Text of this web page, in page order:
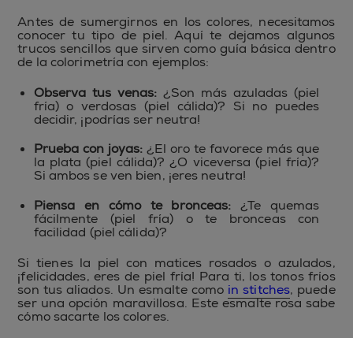
Antes de sumergirnos en los colores, necesitamos
conocer tu tipo de piel. Aquí te dejamos algunos
trucos sencillos que sirven como guía básica dentro
de la colorimetría con ejemplos:
Observa tus venas: ¿Son más azuladas (piel
fría) o verdosas (piel cálida)? Si no puedes
decidir, ¡podrías ser neutra!
Prueba con joyas: ¿El oro te favorece más que
la plata (piel cálida)? ¿O viceversa (piel fría)?
Si ambos se ven bien, ¡eres neutra!
Piensa en cómo te bronceas: ¿Te quemas
fácilmente (piel fría) o te bronceas con
facilidad (piel cálida)?
Si tienes la piel con matices rosados o azulados,
¡felicidades, eres de piel fría! Para ti, los tonos fríos
son tus aliados. Un esmalte como in stitches, puede
ser una opción maravillosa. Este esmalte rosa sabe
cómo sacarte los colores.